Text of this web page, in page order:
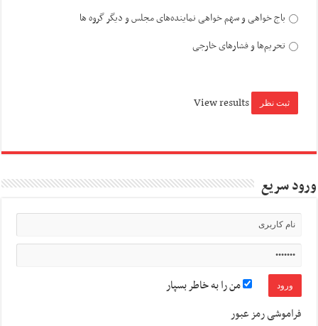
باج خواهی و سهم خواهی نماینده‌های مجلس و دیگر گروه ها
تحریم‌ها و فشارهای خارجی
View results
ورود سریع
من را به خاطر بسپار
فراموشی رمز عبور